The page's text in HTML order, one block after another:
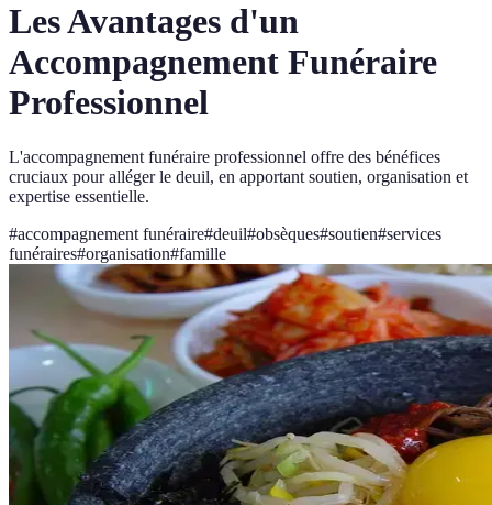
Les Avantages d'un
Accompagnement Funéraire
Professionnel
L'accompagnement funéraire professionnel offre des bénéfices
cruciaux pour alléger le deuil, en apportant soutien, organisation et
expertise essentielle.
#accompagnement funéraire#deuil#obsèques#soutien#services
funéraires#organisation#famille